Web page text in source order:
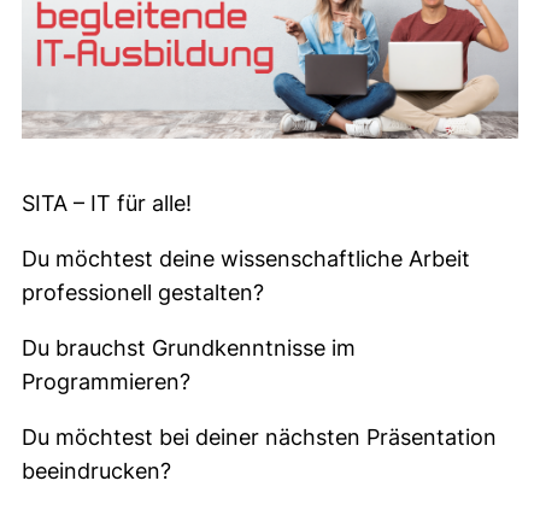
SITA – IT für alle!
Du möchtest deine wissenschaftliche Arbeit
professionell gestalten?
Du brauchst Grundkenntnisse im
Programmieren?
Du möchtest bei deiner nächsten Präsentation
beeindrucken?